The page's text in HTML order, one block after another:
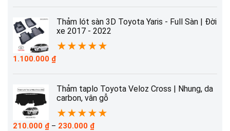
từ
210.000 ₫
đến
Thảm lót sàn 3D Toyota Yaris - Full Sàn | Đời
xe 2017 - 2022
★★★★★
1.100.000 ₫
Thảm taplo Toyota Veloz Cross | Nhung, da
carbon, vân gỗ
★★★★★
210.000 ₫ – 230.000 ₫Khoảng